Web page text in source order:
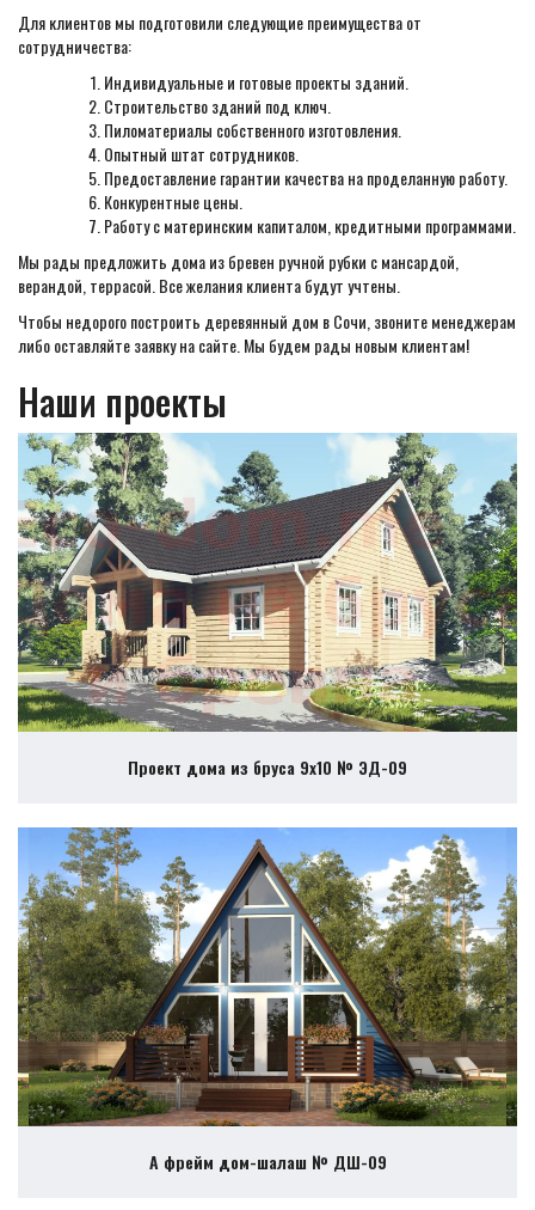
Для клиентов мы подготовили следующие преимущества от
сотрудничества:
Индивидуальные и готовые проекты зданий.
Строительство зданий под ключ.
Пиломатериалы собственного изготовления.
Опытный штат сотрудников.
Предоставление гарантии качества на проделанную работу.
Конкурентные цены.
Работу с материнским капиталом, кредитными программами.
Мы рады предложить дома из бревен ручной рубки с мансардой,
верандой, террасой. Все желания клиента будут учтены.
Чтобы недорого построить деревянный дом в Сочи, звоните менеджерам
либо оставляйте заявку на сайте. Мы будем рады новым клиентам!
Наши проекты
Проект дома из бруса 9х10 № ЭД-09
А фрейм дом-шалаш № ДШ-09